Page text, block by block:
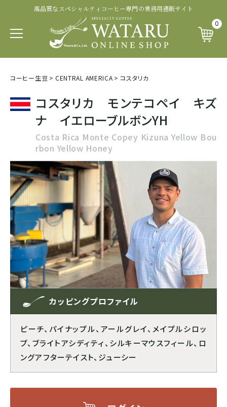
高品質なスペシャルティコーヒー専門の業務用通販サイト
0
コーヒー生豆 > CENTRAL AMERICA > コスタリカ
コスタリカ モンテコペイ キズ
ナ イエローブルボンYH
Costa Rica Monte Copey Kizuna Yellow Bou
rbon Yellow Honey
カッピングプロファイル
ピーチ、パイナップル、アールグレイ、メイプルシロッ
プ、ブライトアシディティ、シルキーマウスフィール、ロ
ングアフターテイスト、ジューシー
品種から探す
ブルボン
ジャパニカ
カトゥーラ
カトゥアイ
ゲイシャ
モカ系
生産国から探す
イエメン
エチオピア
タンザニア
ケニア
ルワンダ
ブルンジ
CENTRAL AMERICA
メキシコ
グアテマラ
商品ランクから探す
スペシャルティコーヒー
プレミアムコーヒー
コマーシャルコーヒー
生産処理から探す
ナチュラル
ハニープロセス
ブラックハニー
アナエロビック系プロセス
スマトラ式
ドライハル
認証・その他から探す
レインフォレスト・アライアンス認証
その他の認証
カップ・オブ・エクセレンス等
ナショナル・ウィナー
カフェインレス
プライベートオークション